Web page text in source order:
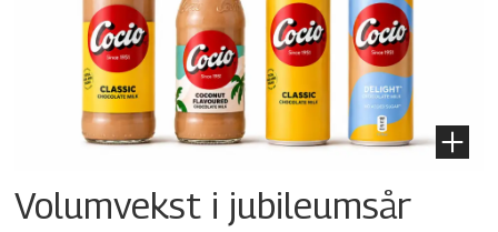
Volumvekst i jubileumsår